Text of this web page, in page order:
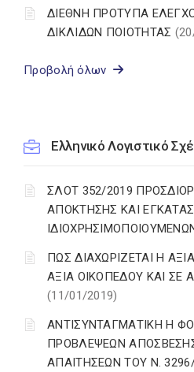
ΔΙΕΘΝΗ ΠΡΟΤΥΠΑ
ΔΙΚΛΙΔΩΝ ΠΟΙΟΤΗΤΑΣ
Προβολή όλων
Ελληνικό Λογιστικό
ΣΛΟΤ 352/2019
ΑΠΟΚΤΗΣΗΣ ΚΑΙ
ΠΩΣ ΔΙΑΧΩΡΙΖΕΤΑΙ Η
ΑΞΙΑ ΟΙΚΟΠΕΔΟΥ ΚΑΙ ΣΕ
(11/01/2019)
ΑΝΤΙΣΥΝΤΑΓΜΑΤΙΚΗ Η
ΠΡΟΒΛΕΨΕΩΝ
ΑΠΑΙΤΗΣΕΩΝ ΤΟΥ Ν.